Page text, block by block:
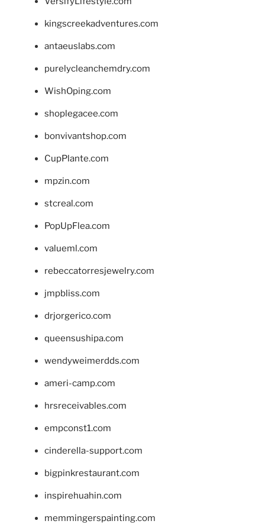
kingscreekadventures.com
antaeuslabs.com
purelycleanchemdry.com
WishOping.com
shoplegacee.com
bonvivantshop.com
CupPlante.com
mpzin.com
stcreal.com
PopUpFlea.com
valueml.com
rebeccatorresjewelry.com
jmpbliss.com
drjorgerico.com
queensushipa.com
wendyweimerdds.com
ameri-camp.com
hrsreceivables.com
empconst1.com
cinderella-support.com
bigpinkrestaurant.com
inspirehuahin.com
memmingerspainting.com